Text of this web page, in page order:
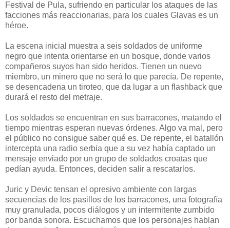
Festival de Pula, sufriendo en particular los ataques de las
facciones más reaccionarias, para los cuales Glavas es un
héroe.
La escena inicial muestra a seis soldados de uniforme
negro que intenta orientarse en un bosque, donde varios
compañeros suyos han sido heridos. Tienen un nuevo
miembro, un minero que no será lo que parecía. De repente,
se desencadena un tiroteo, que da lugar a un flashback que
durará el resto del metraje.
Los soldados se encuentran en sus barracones, matando el
tiempo mientras esperan nuevas órdenes. Algo va mal, pero
el público no consigue saber qué es. De repente, el batallón
intercepta una radio serbia que a su vez había captado un
mensaje enviado por un grupo de soldados croatas que
pedían ayuda. Entonces, deciden salir a rescatarlos.
Juric y Devic tensan el opresivo ambiente con largas
secuencias de los pasillos de los barracones, una fotografía
muy granulada, pocos diálogos y un intermitente zumbido
por banda sonora. Escuchamos que los personajes hablan